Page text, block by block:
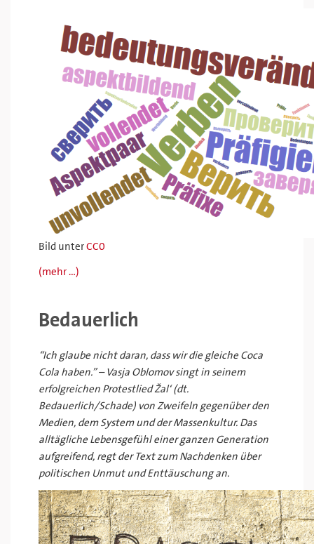
Bild unterCC0
(mehr …)
Bedauerlich
“Ich glaube nicht daran, dass wir die gleiche Coca
Cola haben.” – Vasja Oblomov singt in seinem
erfolgreichen ProtestliedŽal‘ (dt.
Bedauerlich/Schade) von Zweifeln gegenüber den
Medien, dem System und der Massenkultur. Das
alltägliche Lebensgefühl einer ganzen Generation
aufgreifend, regt der Text zum Nachdenken über
politischen Unmut und Enttäuschung an.